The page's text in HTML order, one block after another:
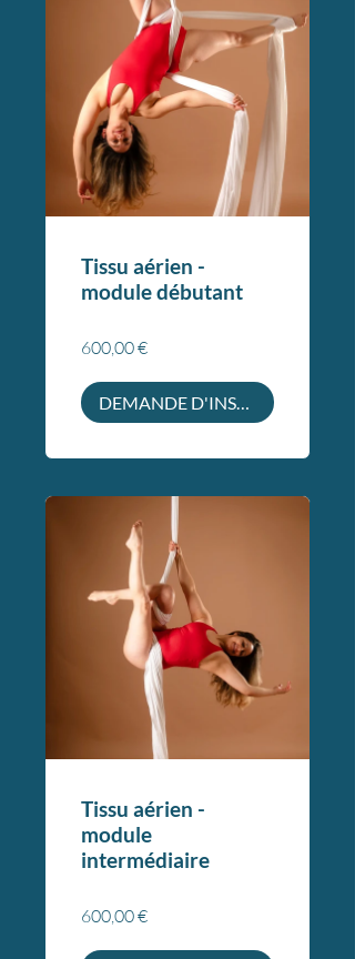
Tissu aérien -
module débutant
600,00 €
DEMANDE D'INSCRIPTION
Tissu aérien -
module
intermédiaire
600,00 €